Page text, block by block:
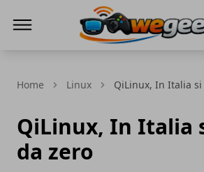
Home Linux QiLinux, In Italia
QiLinux, In Italia
da zero